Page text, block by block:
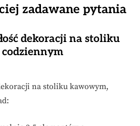
zadawane pytania
dekoracji na stoliku
na stoliku kawowym,